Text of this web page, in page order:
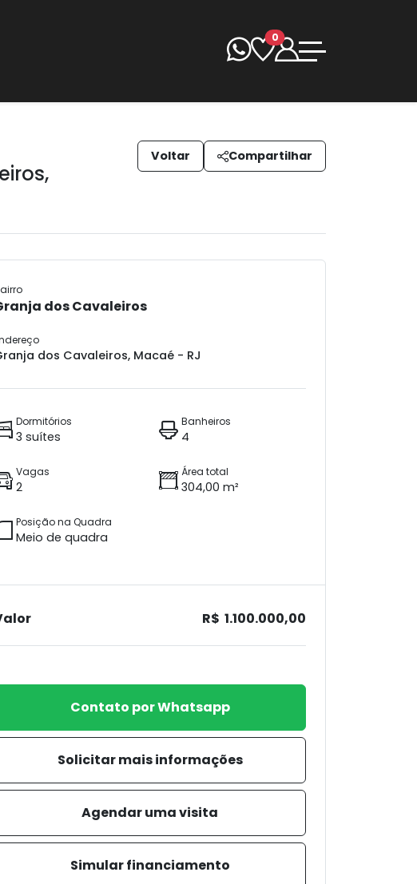
0
,
Voltar Compartilhar
dos Cavaleiros
dos Cavaleiros, Macaé - RJ
Dormitórios
3 suítes
Banheiros
4
Vagas
2
Área total
304,00 m²
Posição na Quadra
Meio de quadra
R$ 1.100.000,00
Contato por Whatsapp
Solicitar mais informações
Agendar uma visita
Simular financiamento